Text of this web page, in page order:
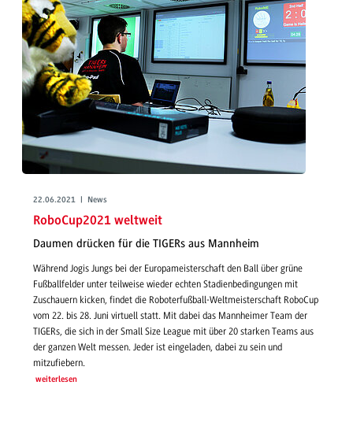
22.06.2021 | News
RoboCup2021 weltweit
Daumen drücken für die TIGERs aus Mannheim
Während Jogis Jungs bei der Europameisterschaft den Ball über grüne
Fußballfelder unter teilweise wieder echten Stadienbedingungen mit
Zuschauern kicken, findet die Roboterfußball-Weltmeisterschaft RoboCup
vom 22. bis 28. Juni virtuell statt. Mit dabei das Mannheimer Team der
TIGERs, die sich in der Small Size League mit über 20 starken Teams aus
der ganzen Welt messen. Jeder ist eingeladen, dabei zu sein und
mitzufiebern.
weiterlesen